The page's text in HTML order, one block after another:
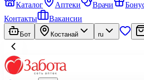
Каталог
Аптеки Врачи
Контакты
Вакансии
Бот Костанай ru